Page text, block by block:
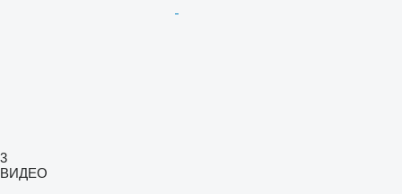
3
ВИДЕО